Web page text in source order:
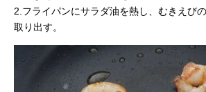
2.フライパンにサラダ油を熱し、むきえび
取り出す。